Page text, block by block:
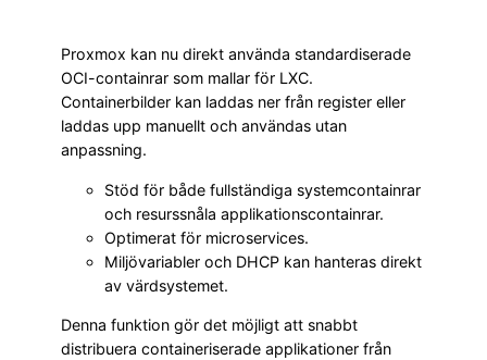
Proxmox kan nu direkt använda standardiserade
OCI-containrar som mallar för LXC.
Containerbilder kan laddas ner från register eller
laddas upp manuellt och användas utan
anpassning.
Stöd för både fullständiga systemcontainrar
och resurssnåla applikationscontainrar.
Optimerat för microservices.
Miljövariabler och DHCP kan hanteras direkt
av värdsystemet.
Denna funktion gör det möjligt att snabbt
distribuera containeriserade applikationer från